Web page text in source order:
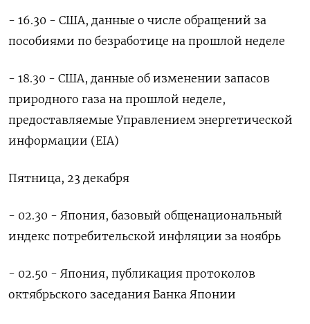
- 16.30 - США, данные о числе обращений за
пособиями по безработице на прошлой неделе
- 18.30 - США, данные об изменении запасов
природного газа на прошлой неделе,
предоставляемые Управлением энергетической
информации (EIA)
Пятница, 23 декабря
- 02.30 - Япония, базовый общенациональный
индекс потребительской инфляции за ноябрь
- 02.50 - Япония, публикация протоколов
октябрьского заседания Банка Японии